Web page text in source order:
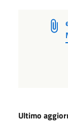
Ultimo